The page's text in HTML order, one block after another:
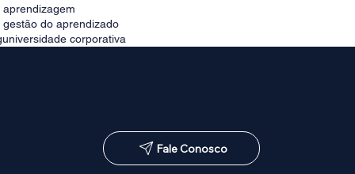
do aprendizado
universidade corporativa
Fale Conosco